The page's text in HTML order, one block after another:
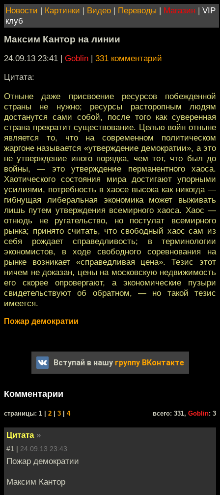
Новости | Картинки | Видео | Переводы | Магазин | VIP
клуб
Максим Кантор на линии
24.09.13 23:41 | Goblin | 331 комментарий
Цитата:
Отныне даже присвоение ресурсов побежденной
страны не нужно; ресурсы расторопным людям
достанутся сами собой, после того как суверенная
страна прекратит существование. Целью войн отныне
является то, что на современном политическом
жаргоне называется «утверждение демократии», а это
не утверждение иного порядка, чем тот, что был до
войны, — это утверждение перманентного хаоса.
Хаотического состояния мира достигают упорными
усилиями, потребность в хаосе высока как никогда —
гибнущая либеральная экономика может выживать
лишь путем утверждения всемирного хаоса. Хаос —
отнюдь не ругательство, но постулат всемирного
рынка; принято считать, что свободный хаос сам из
себя рождает справедливость; в терминологии
экономистов, в ходе свободного соревнования на
рынке возникает «справедливая цена». Тезис этот
ничем не доказан, цены на московскую недвижимость
его скорее опровергают, а экономические пузыри
свидетельствуют об обратном, — но такой тезис
имеется.
Пожар демократии
Вступай в нашу группу ВКонтакте
Комментарии
cтраницы: 1 | 2 3 4 всего: 331, Goblin: 3
Цитата »
#1 | 24.09.13 23:43
Пожар демократии
Максим Кантор